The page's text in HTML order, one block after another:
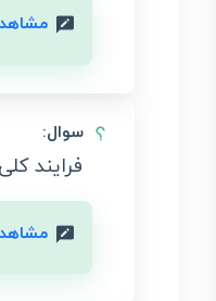
سوال:
فرایند